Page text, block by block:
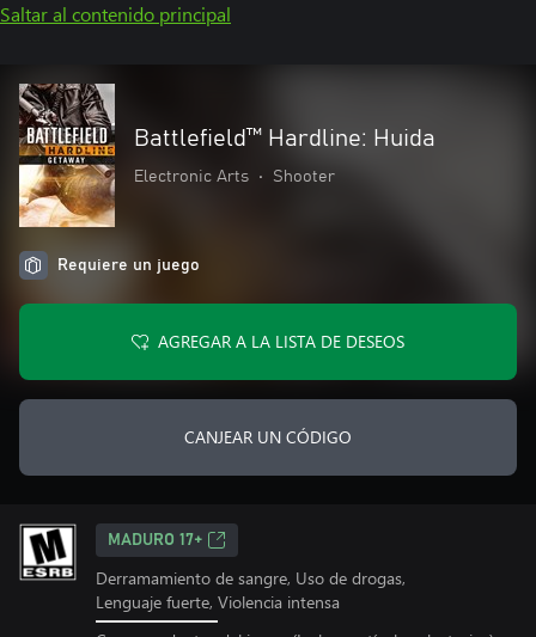
Saltar al contenido principal
Battlefield™ Hardline: Huida
Electronic Arts • Shooter
Requiere un juego
AGREGAR A LA LISTA DE DESEOS
CANJEAR UN CÓDIGO
MADURO 17+
Derramamiento de sangre, Uso de drogas,
Lenguaje fuerte, Violencia intensa